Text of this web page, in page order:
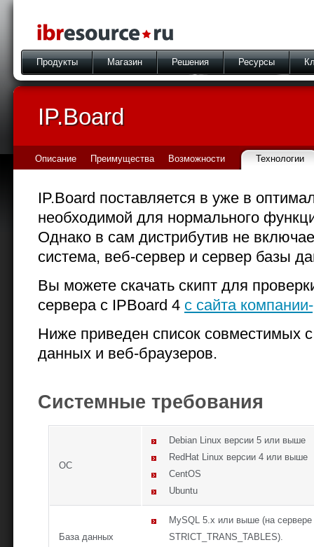
Продукты Магазин Решения Ресурсы
IP.Board
Описание Преимущества Возможности Технологии
IP.Board поставляется в уже в
необходимой для нормального
Однако в сам дистрибутив не
система, веб-сервер и сервер базы
Вы можете скачать скипт для
сервера с IPBoard 4 с сайта
Ниже приведен список совместимых
данных и веб-браузеров.
Системные требования
ОС
Debian Linux версии 5 или выше
RedHat Linux версии 4 или выше
CentOS
Ubuntu
База данных
MySQL 5.x или выше (на
STRICT_TRANS_TABLES).